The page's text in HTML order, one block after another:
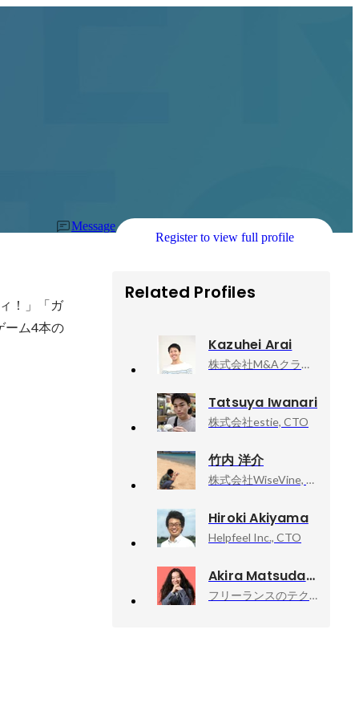
Message
Register to view full profile
！」「ガ
ーム4本の
Related Profiles
Kazuhei Arai
株式会社M&Aクラウド, 執行役員CTO
Tatsuya Iwanari
株式会社estie, CTO
竹内 洋介
株式会社WiseVine, テックリード
Hiroki Akiyama
Helpfeel Inc., CTO
Akira Matsuda
フリーランスのテクニカルアドバイザー業, 技術顧問